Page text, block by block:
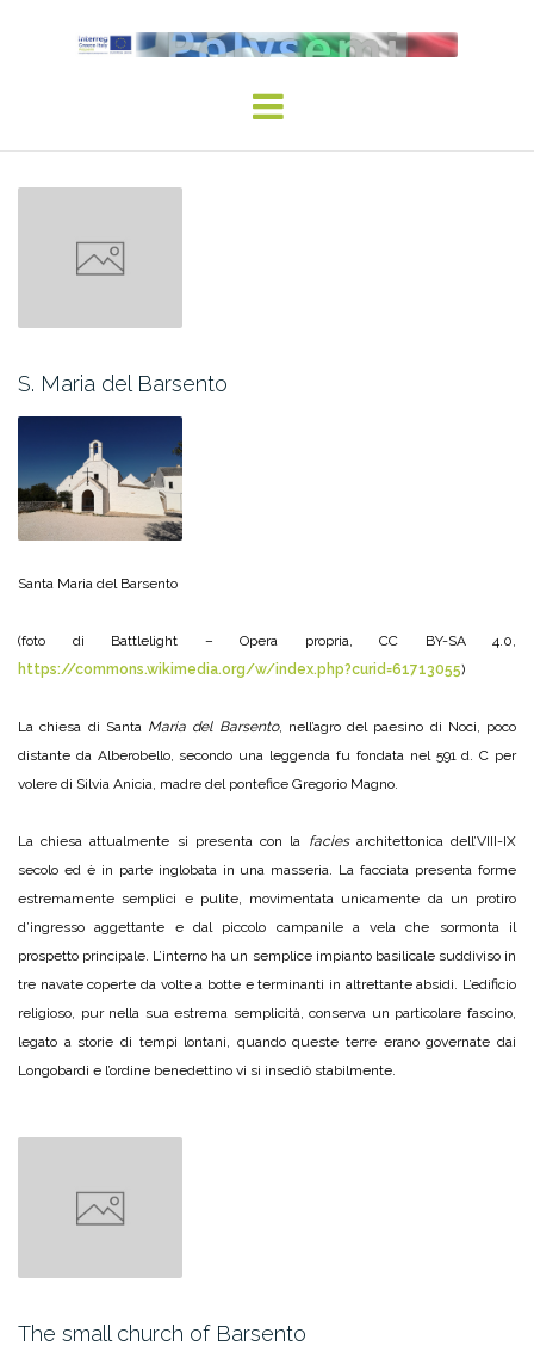
S. Maria del Barsento
Santa Maria del Barsento
(foto di Battlelight – Opera propria, CC BY-SA 4.0,
https://commons.wikimedia.org/w/index.php?curid=61713055)
La chiesa di Santa Maria del Barsento, nell’agro del paesino di Noci, poco
distante da Alberobello, secondo una leggenda fu fondata nel 591 d. C per
volere di Silvia Anicia, madre del pontefice Gregorio Magno.
La chiesa attualmente si presenta con la faciesarchitettonica dell’VIII-IX
secolo ed è in parte inglobata in una masseria. La facciata presenta forme
estremamente semplici e pulite, movimentata unicamente da un protiro
d’ingresso aggettante e dal piccolo campanile a vela che sormonta il
prospetto principale. L’interno ha un semplice impianto basilicale suddiviso in
tre navate coperte da volte a botte e terminanti in altrettante absidi. L’edificio
religioso, pur nella sua estrema semplicità, conserva un particolare fascino,
legato a storie di tempi lontani, quando queste terre erano governate dai
Longobardi e l’ordine benedettino vi si insediò stabilmente.
The small church of Barsento